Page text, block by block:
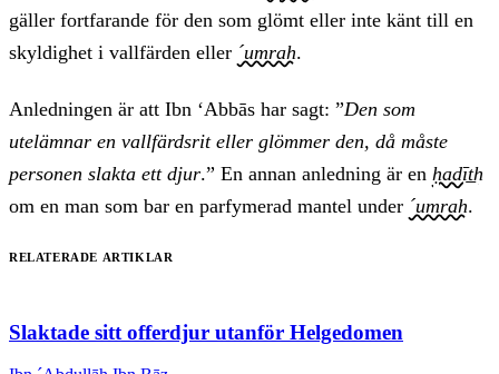
gäller fortfarande för den som glömt eller inte känt till en
skyldighet i vallfärden eller ´umrah.
Anledningen är att Ibn ‘Abbās har sagt: ”Den som
utelämnar en vallfärdsrit eller glömmer den, då måste
personen slakta ett djur.” En annan anledning är en ḥadīt̲h
om en man som bar en parfymerad mantel under ´umrah.
Relaterade artiklar
Slaktade sitt offerdjur utanför Helgedomen